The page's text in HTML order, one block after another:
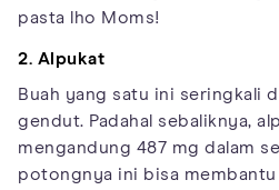
pasta lho Moms!
2. Alpukat
Buah yang satu ini seringkali
gendut. Padahal sebaliknya,
mengandung 487 mg dalam
potongnya ini bisa